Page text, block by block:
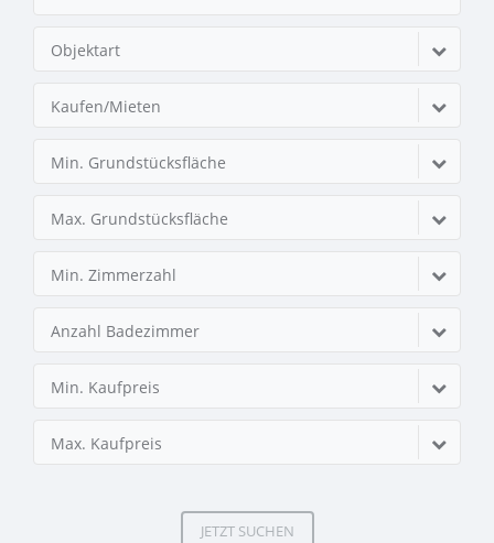
Objektart
Kaufen/Mieten
Min. Grundstücksfläche
Max. Grundstücksfläche
Min. Zimmerzahl
Anzahl Badezimmer
Min. Kaufpreis
Max. Kaufpreis
JETZT SUCHEN